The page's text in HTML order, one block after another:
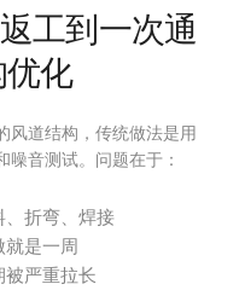
工到一次通
化
风道结构，传统做法是用
音测试。问题在于：
、折弯、焊接
是一周
严重拉长